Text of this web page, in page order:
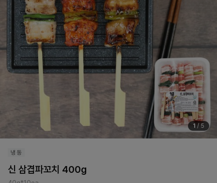
1 / 5
신 삼겹파꼬치 400g